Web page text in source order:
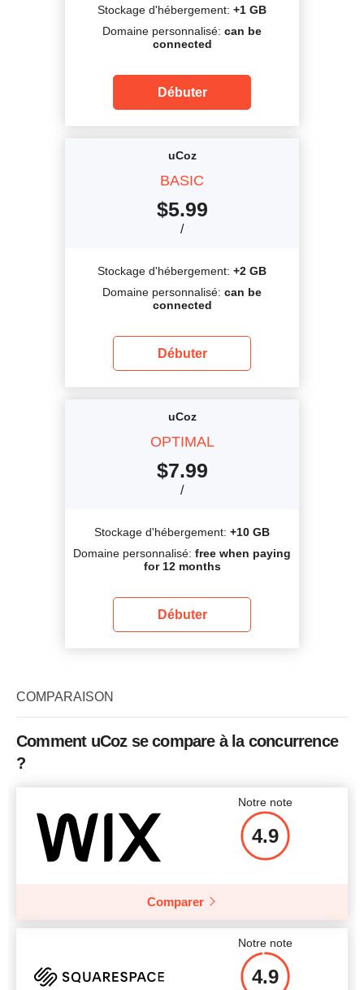
Stockage d'hébergement: +1 GB
Domaine personnalisé: can be
connected
Débuter
uCoz
BASIC
$5.99
/
Stockage d'hébergement: +2 GB
Domaine personnalisé: can be
connected
Débuter
uCoz
OPTIMAL
$7.99
/
Stockage d'hébergement: +10 GB
Domaine personnalisé: free when paying
for 12 months
Débuter
COMPARAISON
Comment uCoz se compare à la concurrence
?
Notre note
4.9
Comparer
Notre note
4.9